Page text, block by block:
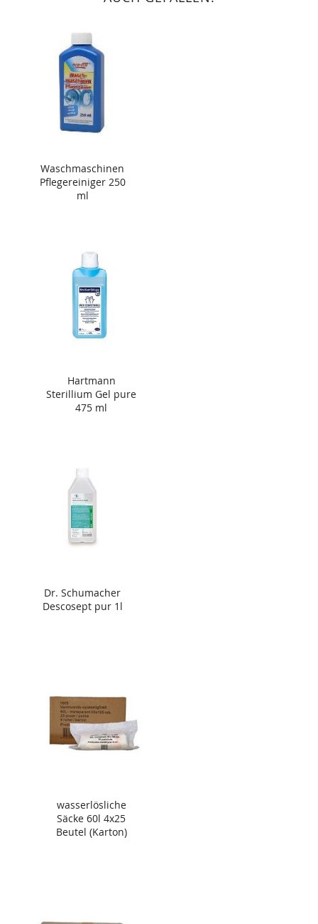
Waschmaschinen
Pflegereiniger 250
ml
Hartmann
Sterillium Gel pure
475 ml
Dr. Schumacher
Descosept pur 1l
wasserlösliche
Säcke 60l 4x25
Beutel (Karton)